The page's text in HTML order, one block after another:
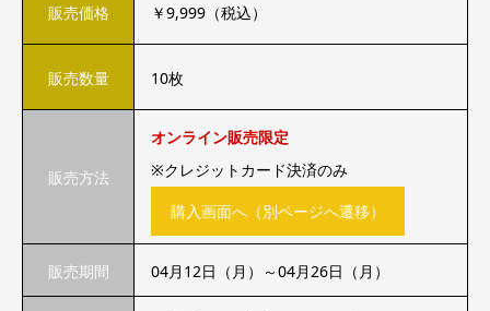
販売価格 ￥9,999（税込）
販売数量 10枚
販売方法
オンライン販売限定
※クレジットカード決済のみ
購入画面へ（別ページへ遷移）
販売期間 04月12日（月）～04月26日（月）